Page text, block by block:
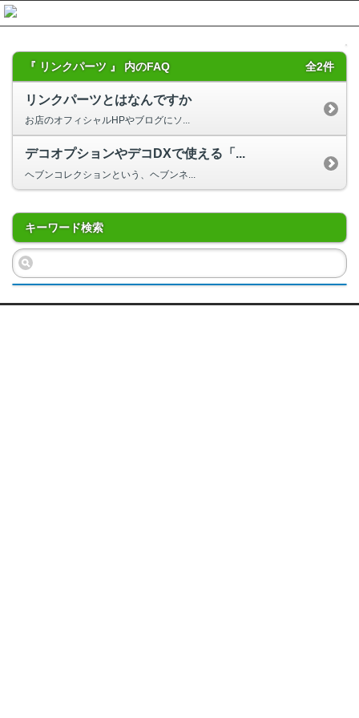
『 リンクパーツ 』 内のFAQ 全2件
リンクパーツとはなんですか
お店のオフィシャルHPやブログにソ...
デコオプションやデコDXで使える「...
ヘブンコレクションという、ヘブンネ...
キーワード検索